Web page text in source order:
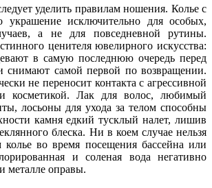
уделить правилам ношения. Колье с
исключительно для особых,
а не для повседневной рутины.
ценителя ювелирного искусства:
в самую последнюю очередь перед
снимают самой первой по возвращении.
не переносит контакта с агрессивной
косметикой. Лак для волос, любимый
лосьоны для ухода за телом способны
камня едкий тусклый налет, лишив
блеска. Ни в коем случае нельзя
колье во время посещения бассейна или
и соленая вода негативно
металле оправы.